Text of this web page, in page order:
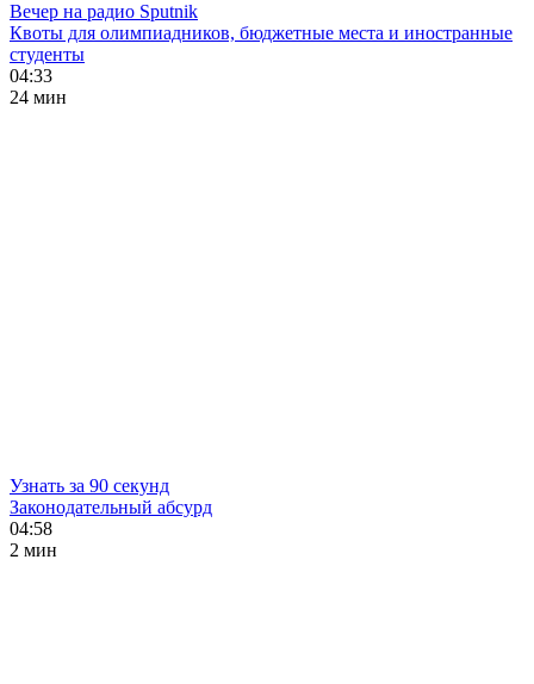
Вечер на радио Sputnik
Квоты для олимпиадников, бюджетные места и иностранные
студенты
04:33
24 мин
Узнать за 90 секунд
Законодательный абсурд
04:58
2 мин